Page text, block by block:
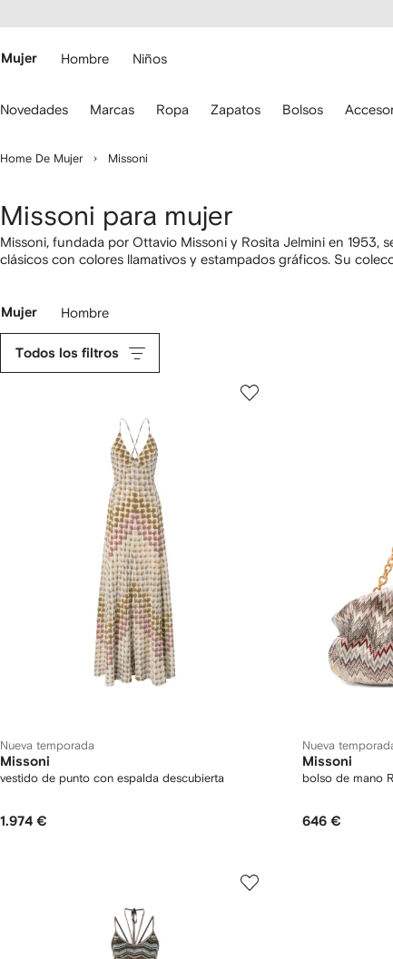
Mujer Hombre Niños
Novedades Marcas Ropa Zapatos Bolsos
Home De Mujer Missoni
Missoni para mujer
Missoni, fundada por Ottavio Missoni y Rosita Jelmini en 1953,
clásicos con colores llamativos y estampados gráficos. Su
Mujer Hombre
Todos los filtros
Nueva temporada
Missoni
vestido de punto con espalda descubierta
1.974 €
Nueva
Missoni
bolso de mano
646 €